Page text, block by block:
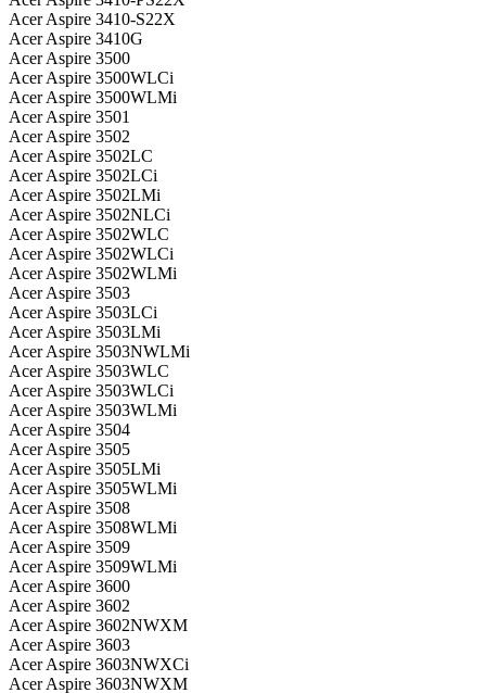
Acer Aspire 3410-S22X
Acer Aspire 3410G
Acer Aspire 3500
Acer Aspire 3500WLCi
Acer Aspire 3500WLMi
Acer Aspire 3501
Acer Aspire 3502
Acer Aspire 3502LC
Acer Aspire 3502LCi
Acer Aspire 3502LMi
Acer Aspire 3502NLCi
Acer Aspire 3502WLC
Acer Aspire 3502WLCi
Acer Aspire 3502WLMi
Acer Aspire 3503
Acer Aspire 3503LCi
Acer Aspire 3503LMi
Acer Aspire 3503NWLMi
Acer Aspire 3503WLC
Acer Aspire 3503WLCi
Acer Aspire 3503WLMi
Acer Aspire 3504
Acer Aspire 3505
Acer Aspire 3505LMi
Acer Aspire 3505WLMi
Acer Aspire 3508
Acer Aspire 3508WLMi
Acer Aspire 3509
Acer Aspire 3509WLMi
Acer Aspire 3600
Acer Aspire 3602
Acer Aspire 3602NWXM
Acer Aspire 3603
Acer Aspire 3603NWXCi
Acer Aspire 3603NWXM